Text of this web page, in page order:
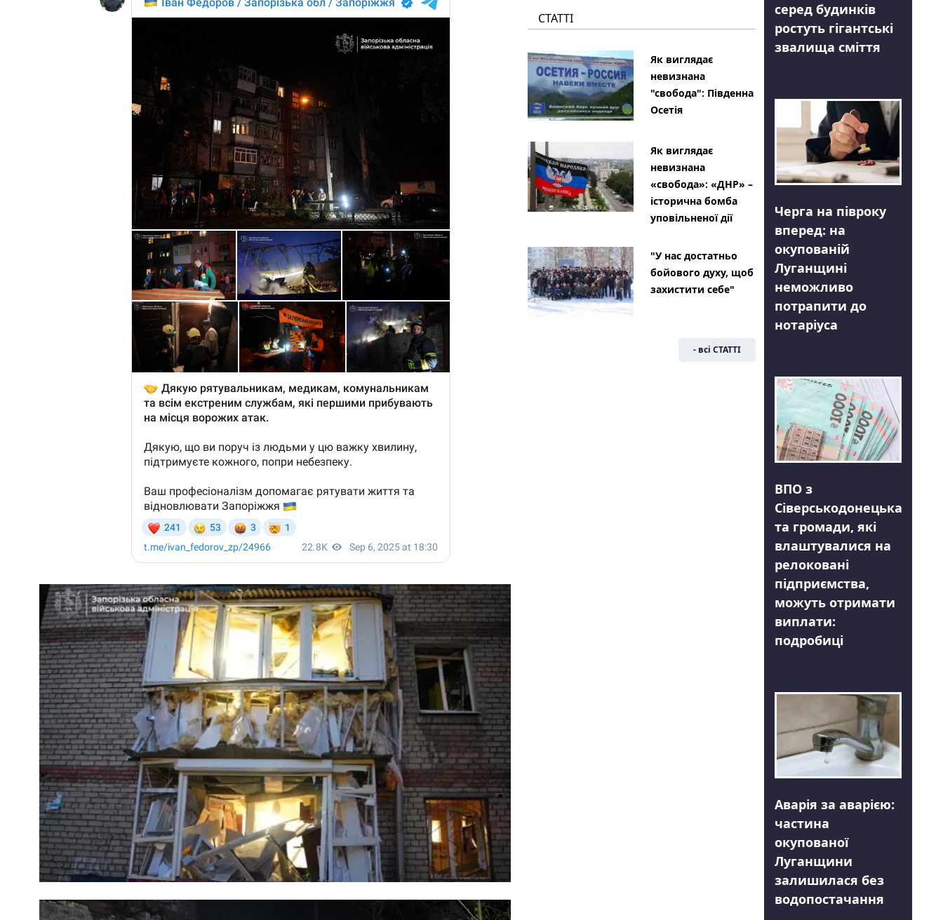
СТАТТІ
Як виглядає
невизнана
"свобода": Південна
Осетія
Як виглядає
невизнана
«свобода»: «ДНР» –
історична бомба
уповільненої дії
"У нас достатньо
бойового духу, щоб
захистити себе"
- всі СТАТТІ
серед будинків
ростуть гігантські
звалища сміття
Черга на півроку
вперед: на
окупованій
Луганщині
неможливо
потрапити до
нотаріуса
ВПО з
Сіверськодонецька
та громади, які
влаштувалися на
релоковані
підприємства,
можуть отримати
виплати:
подробиці
Аварія за аварією:
частина
окупованої
Луганщини
залишилася без
водопостачання